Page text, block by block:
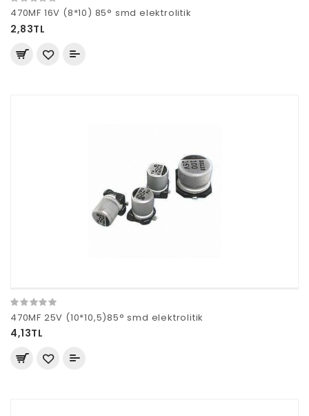
470MF 16V (8*10) 85° smd elektrolitik
2,83TL
470MF 25V (10*10,5)85° smd elektrolitik
4,13TL